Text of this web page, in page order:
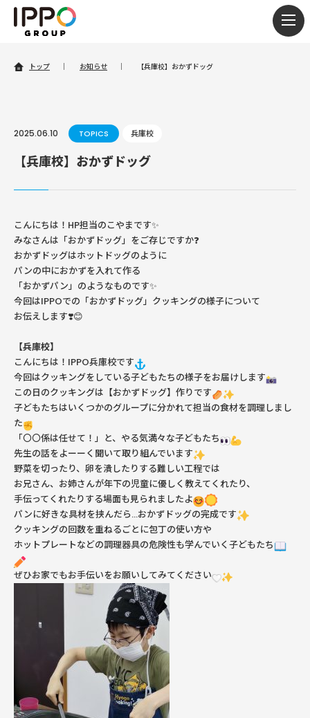
トップ ｜ お知らせ ｜ 【兵庫校】おかずドッグ
2025.06.10 TOPICS 兵庫校
【兵庫校】おかずドッグ
こんにちは！HP担当のこやまです✨
みなさんは「おかずドッグ」をご存じですか❓
おかずドッグはホットドッグのように
パンの中におかずを入れて作る
「おかずパン」のようなものです✨
今回はIPPOでの「おかずドッグ」クッキングの様子について
お伝えします❣️😊
【兵庫校】
こんにちは！IPPO兵庫校です
今回はクッキングをしている子どもたちの様子をお届けします
この日のクッキングは【おかずドッグ】作りです
子どもたちはいくつかのグループに分かれて担当の食材を調理しまし
た
「〇〇係は任せて！」と、やる気満々な子どもたち
先生の話をよーーく聞いて取り組んでいます
野菜を切ったり、卵を潰したりする難しい工程では
お兄さん、お姉さんが年下の児童に優しく教えてくれたり、
手伝ってくれたりする場面も見られましたよ
パンに好きな具材を挟んだら…おかずドッグの完成です
クッキングの回数を重ねるごとに包丁の使い方や
ホットプレートなどの調理器具の危険性も学んでいく子どもたち
ぜひお家でもお手伝いをお願いしてみてください